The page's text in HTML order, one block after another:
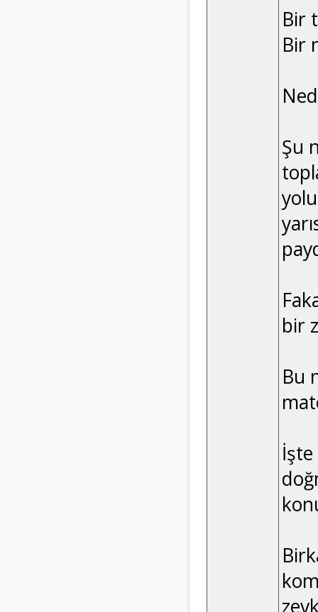
Bir
Bir
Şu
bir
Bu